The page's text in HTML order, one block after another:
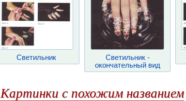
Светильник
Светильник -
окончательный вид
Картинки с похожим названием